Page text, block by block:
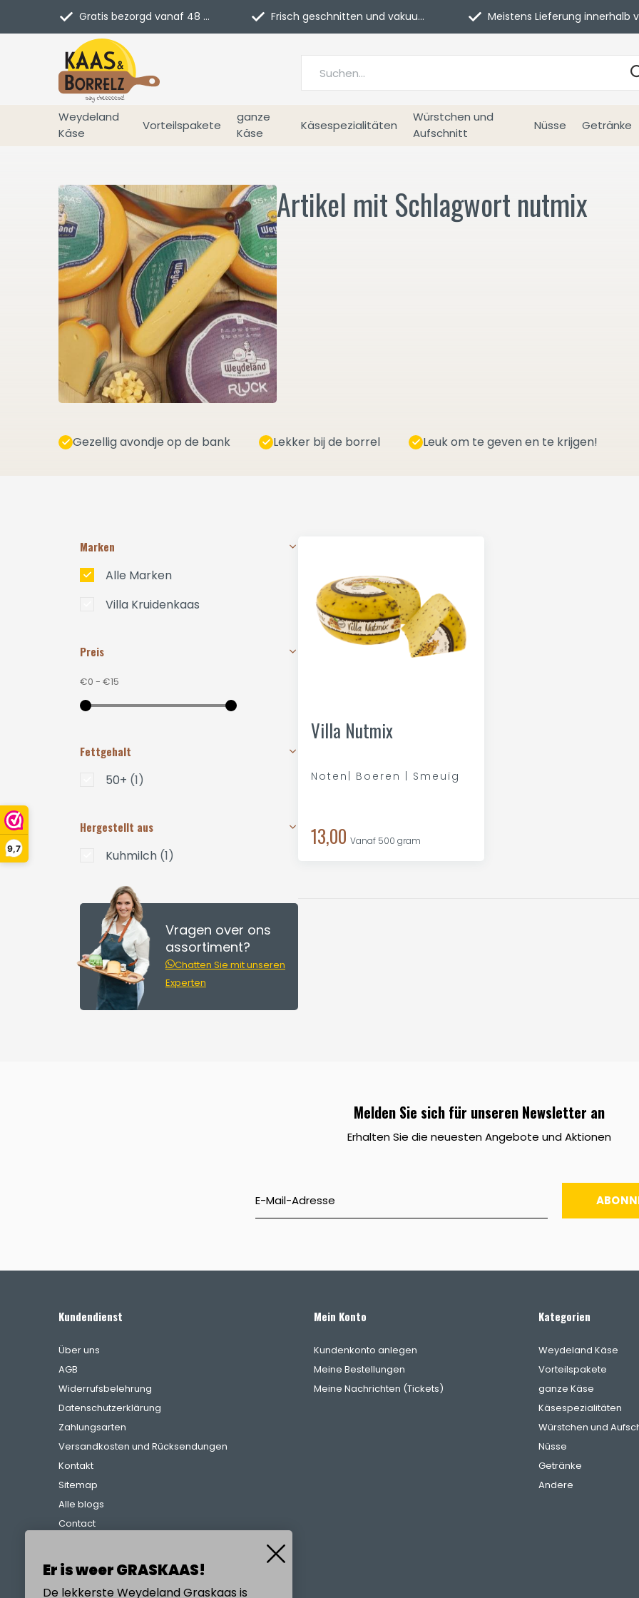
9,7
Weydeland
Käse
Vorteilspakete
ganze
Käse
Käsespezialitäten
Würstchen und
Aufschnitt
Nüsse Getränke
Gratis bezorgd vanaf 48 euro in NL Frisch geschnitten und vakuumverpackt. Meistens Lieferung innerhalb von 3 Tagen
Artikel mit Schlagwort nutmix
Gezellig avondje op de bank Lekker bij de borrel Leuk om te geven en te krijgen!
Villa Nutmix
Noten| Boeren | Smeuïg
13,00 Vanaf 500 gram
Marken
Alle Marken
Villa Kruidenkaas
Preis
€0 - €15
Fettgehalt
50+ (1)
Hergestellt aus
Kuhmilch (1)
Vragen over ons
assortiment?
Chatten Sie mit unseren
Experten
Melden Sie sich für unseren Newsletter an
Erhalten Sie die neuesten Angebote und Aktionen
Kundendienst
Über uns
AGB
Widerrufsbelehrung
Datenschutzerklärung
Zahlungsarten
Versandkosten und Rücksendungen
Kontakt
Sitemap
Alle blogs
Contact
Referenzen
Mein Konto
Kundenkonto anlegen
Meine Bestellungen
Meine Nachrichten (Tickets)
Kategorien
Weydeland Käse
Vorteilspakete
ganze Käse
Käsespezialitäten
Würstchen und
Nüsse
Getränke
Andere
Er is weer GRASKAAS!
De lekkerste Weydeland Graskaas is